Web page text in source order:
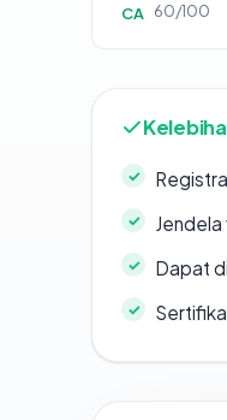
CA 60/100
Dapat